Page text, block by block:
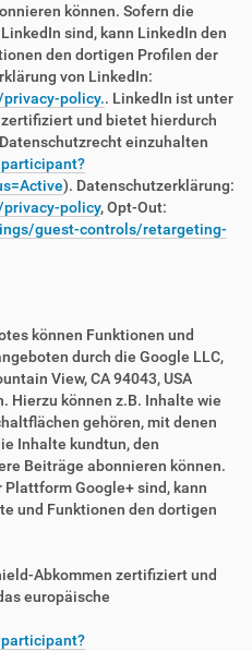
können. Sofern die
sind, kann LinkedIn den
den dortigen Profilen der
von LinkedIn:
policy.. LinkedIn ist unter
und bietet hierdurch
einzuhalten
). Datenschutzerklärung:
policy, Opt-Out:
guest-controls/retargeting-
können Funktionen und
durch die Google LLC,
View, CA 94043, USA
Hierzu können z.B. Inhalte wie
gehören, mit denen
Inhalte kundtun, den
Beiträge abonnieren können.
Google+ sind, kann
und Funktionen den dortigen
Abkommen zertifiziert und
europäische